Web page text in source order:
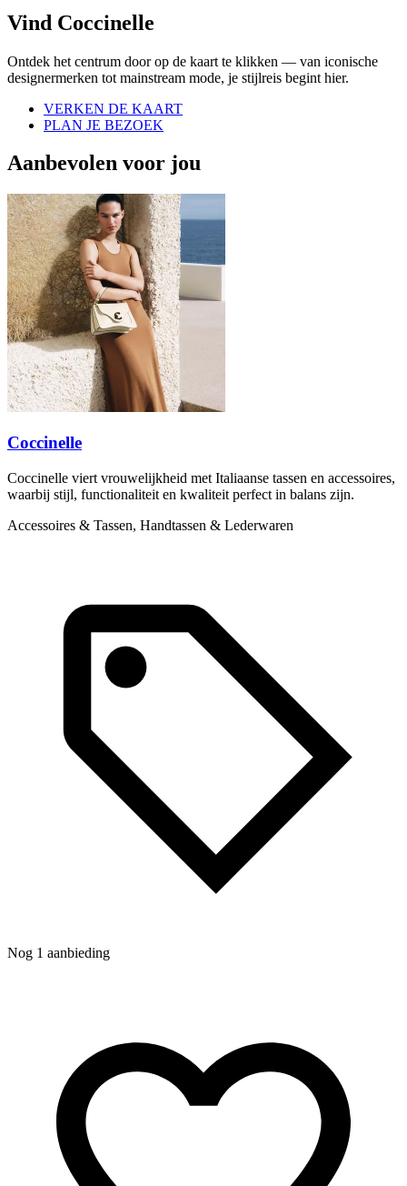
Vind Coccinelle
Ontdek het centrum door op de kaart te klikken — van iconische
designermerken tot mainstream mode, je stijlreis begint hier.
VERKEN DE KAART
PLAN JE BEZOEK
Aanbevolen voor jou
Coccinelle
Coccinelle viert vrouwelijkheid met Italiaanse tassen en accessoires,
waarbij stijl, functionaliteit en kwaliteit perfect in balans zijn.
Accessoires & Tassen, Handtassen & Lederwaren
Nog 1 aanbieding